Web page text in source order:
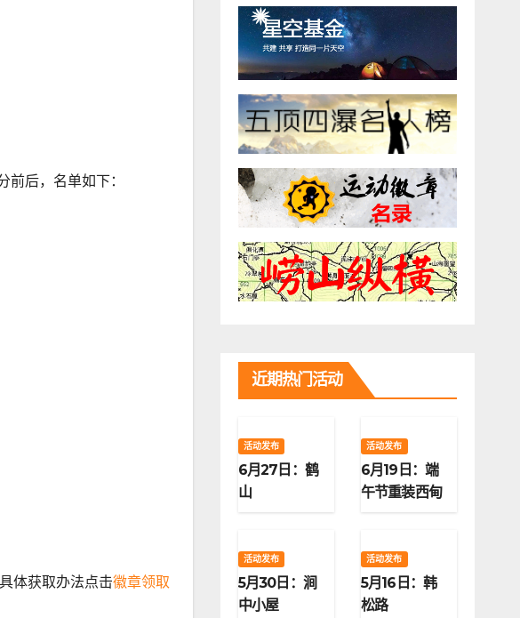
后，名单如下：
体获取办法点击徽章领取
近期热门活动
活动发布
6月27日：鹤
山
活动发布
6月19日：端
午节重装西甸
活动发布
5月30日：涧
中小屋
活动发布
5月16日：韩
松路